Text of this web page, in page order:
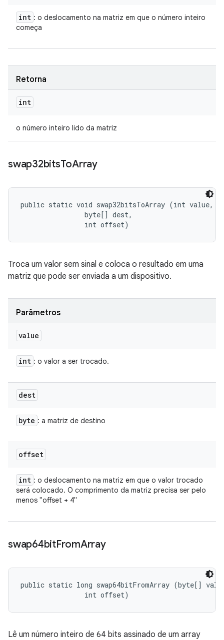
int : o deslocamento na matriz em que o número inteiro
começa
Retorna
int
o número inteiro lido da matriz
swap32bitsToArray
public static void swap32bitsToArray (int value,
                byte[] dest,
                int offset)
Troca um valor sem sinal e coloca o resultado em uma
matriz que pode ser enviada a um dispositivo.
Parâmetros
value
int : o valor a ser trocado.
dest
byte : a matriz de destino
offset
int : o deslocamento na matriz em que o valor trocado
será colocado. O comprimento da matriz precisa ser pelo
menos "offset + 4"
swap64bitFromArray
public static long swap64bitFromArray (byte[]
                int offset)
Lê um número inteiro de 64 bits assinado de um array